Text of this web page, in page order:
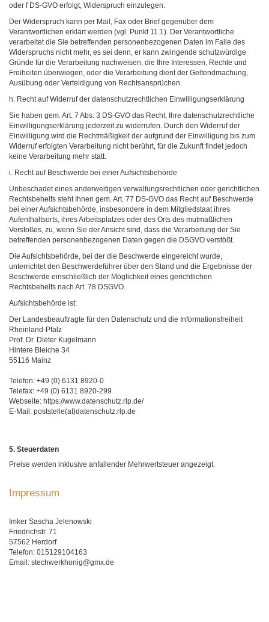
oder f DS-GVO erfolgt, Widerspruch einzulegen.
Der Widerspruch kann per Mail, Fax oder Brief gegenüber dem
Verantwortlichen erklärt werden (vgl. Punkt 11.1). Der Verantwortliche
verarbeitet die Sie betreffenden personenbezogenen Daten im Falle des
Widerspruchs nicht mehr, es sei denn, er kann zwingende schutzwürdige
Gründe für die Verarbeitung nachweisen, die Ihre Interessen, Rechte und
Freiheiten überwiegen, oder die Verarbeitung dient der Geltendmachung,
Ausübung oder Verteidigung von Rechtsansprüchen.
h. Recht auf Widerruf der datenschutzrechtlichen Einwilligungserklärung
Sie haben gem. Art. 7 Abs. 3 DS-GVO das Recht, Ihre datenschutzrechtliche
Einwilligungserklärung jederzeit zu widerrufen. Durch den Widerruf der
Einwilligung wird die Rechtmäßigkeit der aufgrund der Einwilligung bis zum
Widerruf erfolgten Verarbeitung nicht berührt, für die Zukunft findet jedoch
keine Verarbeitung mehr statt.
i. Recht auf Beschwerde bei einer Aufsichtsbehörde
Unbeschadet eines anderweitigen verwaltungsrechtlichen oder gerichtlichen
Rechtsbehelfs steht Ihnen gem. Art. 77 DS-GVO das Recht auf Beschwerde
bei einer Aufsichtsbehörde, insbesondere in dem Mitgliedstaat ihres
Aufenthaltsorts, ihres Arbeitsplatzes oder des Orts des mutmaßlichen
Verstoßes, zu, wenn Sie der Ansicht sind, dass die Verarbeitung der Sie
betreffenden personenbezogenen Daten gegen die DSGVO verstößt.
Die Aufsichtsbehörde, bei der die Beschwerde eingereicht wurde,
unterrichtet den Beschwerdeführer über den Stand und die Ergebnisse der
Beschwerde einschließlich der Möglichkeit eines gerichtlichen
Rechtsbehelfs nach Art. 78 DSGVO.
Aufsichtsbehörde ist:
Der Landesbeauftragte für den Datenschutz und die Informationsfreiheit
Rheinland-Pfalz
Prof. Dr. Dieter Kugelmann
Hintere Bleiche 34
55116 Mainz
Telefon: +49 (0) 6131 8920-0
Telefax: +49 (0) 6131 8920-299
Webseite: https://www.datenschutz.rlp.de/
E-Mail: poststelle(at)datenschutz.rlp.de
5. Steuerdaten
Preise werden inklusive anfallender Mehrwertsteuer angezeigt.
Impressum
Imker Sascha Jelenowski
Friedrichstr. 71
57562 Herdorf
Telefon: 015129104163
Email: stechwerkhonig@gmx.de